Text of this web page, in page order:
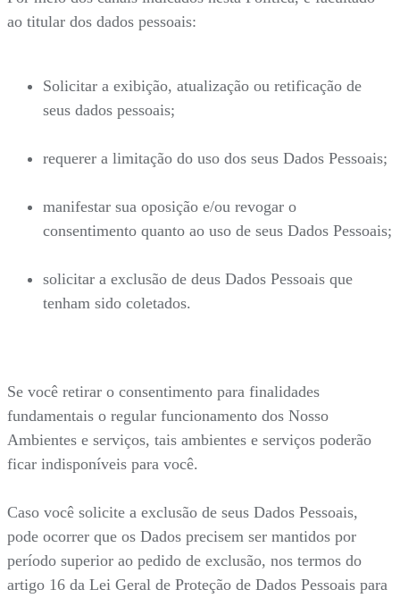
ao titular dos dados pessoais:
Solicitar a exibição, atualização ou retificação de
seus dados pessoais;
requerer a limitação do uso dos seus Dados Pessoais;
manifestar sua oposição e/ou revogar o
consentimento quanto ao uso de seus Dados Pessoais;
solicitar a exclusão de deus Dados Pessoais que
tenham sido coletados.
Se você retirar o consentimento para finalidades
fundamentais o regular funcionamento dos Nosso
Ambientes e serviços, tais ambientes e serviços poderão
ficar indisponíveis para você.
Caso você solicite a exclusão de seus Dados Pessoais,
pode ocorrer que os Dados precisem ser mantidos por
período superior ao pedido de exclusão, nos termos do
artigo 16 da Lei Geral de Proteção de Dados Pessoais para